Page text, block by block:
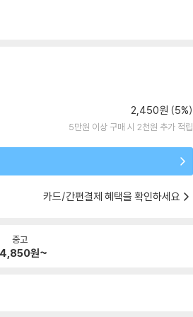
2,450원 (5%)
5만원 이상 구매 시 2천원 추가 적립
카드/간편결제 혜택을 확인하세요
중고
원~